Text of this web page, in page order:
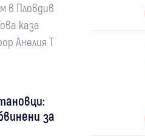
в Пловдив
каза
Анелия Т
за